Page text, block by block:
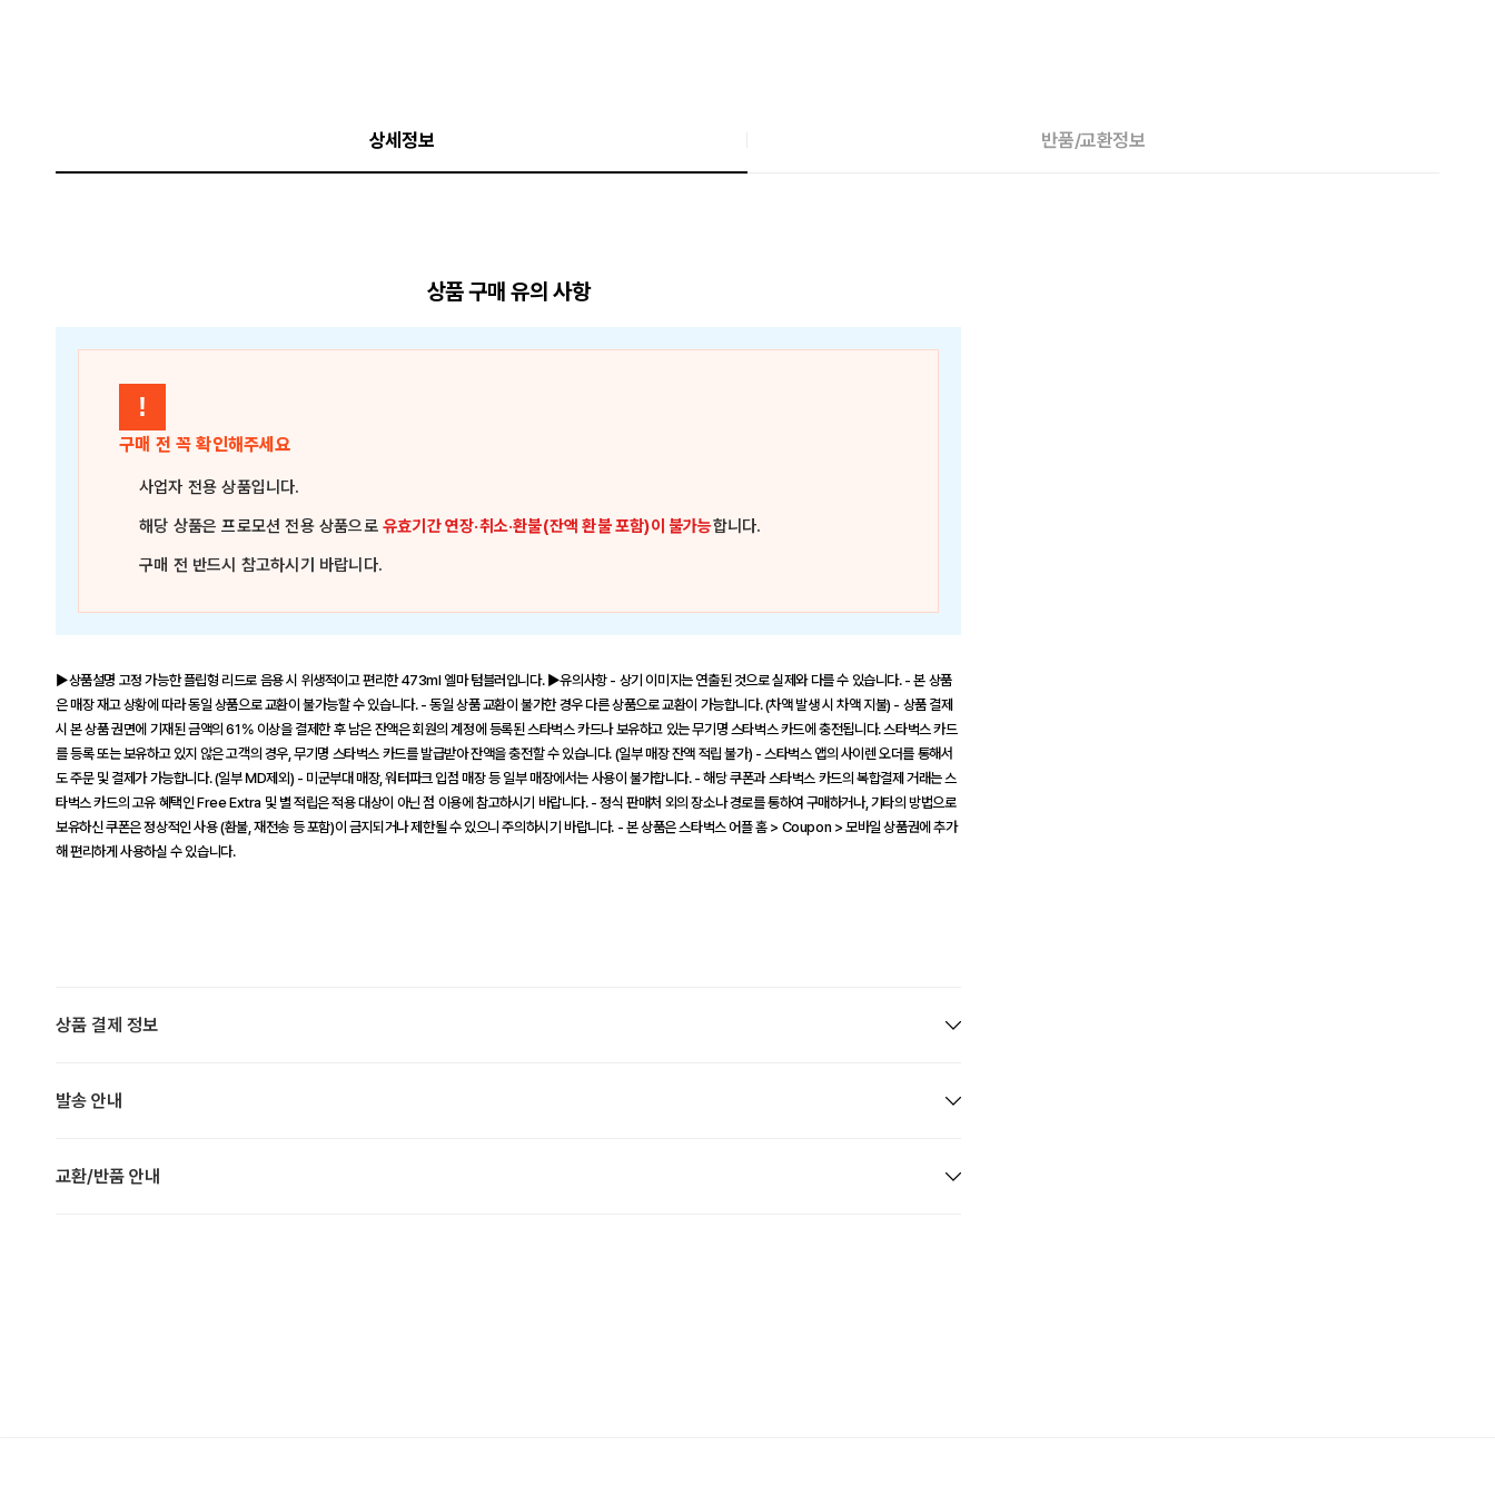
상세정보 반품/교환정보
상품 구매 유의 사항
!
구매 전 꼭 확인해주세요
사업자 전용 상품입니다.
해당 상품은프로모션 전용 상품으로유효기간 연장·취소·환불(잔액 환불 포함)이 불가능합니다.
구매 전 반드시 참고하시기 바랍니다.
▶상품설명 고정 가능한 플립형 리드로 음용 시 위생적이고 편리한 473ml 엘마 텀블러입니다. ▶유의사항 - 상기 이미지는 연출된 것으로 실제와 다를 수 있습니다. - 본 상품
은 매장 재고 상황에 따라 동일 상품으로 교환이 불가능할 수 있습니다. - 동일 상품 교환이 불가한 경우 다른 상품으로 교환이 가능합니다. (차액 발생 시 차액 지불) - 상품 결제
시 본 상품 권면에 기재된 금액의 61% 이상을 결제한 후 남은 잔액은 회원의 계정에 등록된 스타벅스 카드나 보유하고 있는 무기명 스타벅스 카드에 충전됩니다. 스타벅스 카드
를 등록 또는 보유하고 있지 않은 고객의 경우, 무기명 스타벅스 카드를 발급받아 잔액을 충전할 수 있습니다. (일부 매장 잔액 적립 불가) - 스타벅스 앱의 사이렌 오더를 통해서
도 주문 및 결제가 가능합니다. (일부 MD제외) - 미군부대 매장, 워터파크 입점 매장 등 일부 매장에서는 사용이 불가합니다. - 해당 쿠폰과 스타벅스 카드의 복합결제 거래는 스
타벅스 카드의 고유 혜택인 Free Extra 및 별 적립은 적용 대상이 아닌 점 이용에 참고하시기 바랍니다. - 정식 판매처 외의 장소나 경로를 통하여 구매하거나, 기타의 방법으로
보유하신 쿠폰은 정상적인 사용 (환불, 재전송 등 포함)이 금지되거나 제한될 수 있으니 주의하시기 바랍니다. - 본 상품은 스타벅스 어플 홈 > Coupon > 모바일 상품권에 추가
해 편리하게 사용하실 수 있습니다.
상품 결제 정보
발송 안내
교환/반품 안내